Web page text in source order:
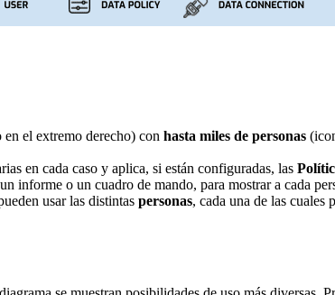
en el extremo derecho) con hasta miles de personas
en cada caso y aplica, si están configuradas, las
informe o un cuadro de mando, para mostrar a cada
usar las distintas personas, cada una de las cuales